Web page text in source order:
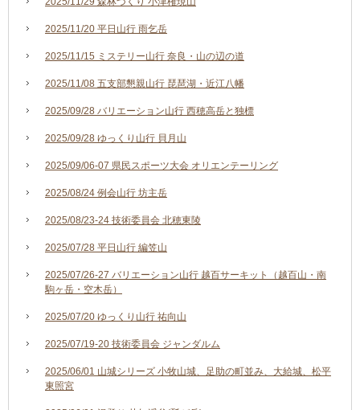
2025/11/20 平日山行 雨乞岳
2025/11/15 ミステリー山行 奈良・山の辺の道
2025/11/08 五支部懇親山行 琵琶湖・近江八幡
2025/09/28 バリエーション山行 西穂高岳と独標
2025/09/28 ゆっくり山行 貝月山
2025/09/06-07 県民スポーツ大会 オリエンテーリング
2025/08/24 例会山行 坊主岳
2025/08/23-24 技術委員会 北穂東陵
2025/07/28 平日山行 編笠山
2025/07/26-27 バリエーション山行 越百サーキット（越百山・南
駒ヶ岳・空木岳）
2025/07/20 ゆっくり山行 祐向山
2025/07/19-20 技術委員会 ジャンダルム
2025/06/01 山城シリーズ 小牧山城、足助の町並み、大給城、松平
東照宮